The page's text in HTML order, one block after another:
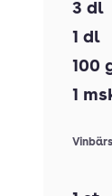
3 dl
1 dl
100
1